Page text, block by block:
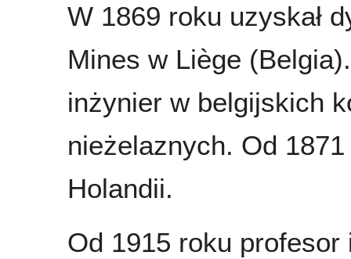
W 1869 roku uzyskał
Mines w Liège
inżynier w belgijskich
nieżelaznych. Od
Holandii.
Od 1915 roku